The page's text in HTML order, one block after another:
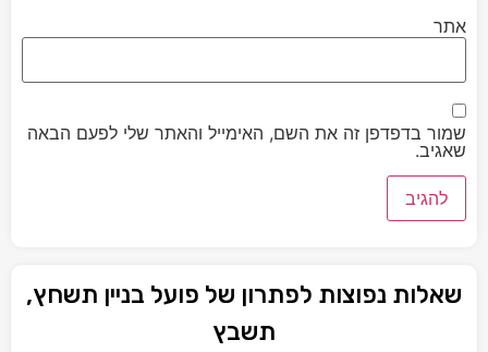
אתר
שמור בדפדפן זה את השם, האימייל והאתר שלי לפעם הבאה
שאגיב.
שאלות נפוצות לפתרון של פועל בניין תשחץ,
תשבץ